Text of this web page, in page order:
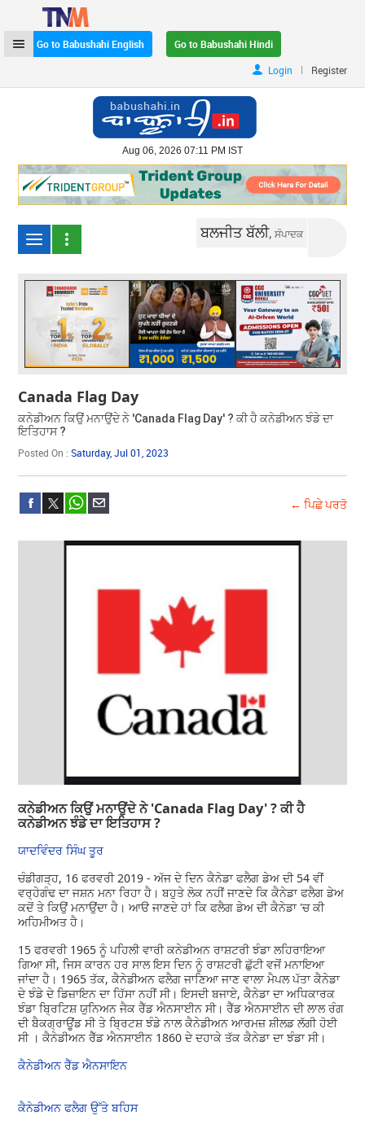
Go to Babushahi English
Go to Babushahi Hindi
Login
| Register
Aug 06, 2026 07:11 PM IST
ਬਲਜੀਤ ਬੱਲੀ,ਸੰਪਾਦਕ
Canada Flag Day
ਕਨੇਡੀਅਨ ਕਿਉਂ ਮਨਾਉਂਦੇ ਨੇ 'Canada Flag Day' ? ਕੀ ਹੈ ਕਨੇਡੀਅਨ ਝੰਡੇ ਦਾ
ਇਤਿਹਾਸ ?
Posted On :Saturday, Jul 01, 2023
← ਪਿਛੇ ਪਰਤੋ
ਕਨੇਡੀਅਨ ਕਿਉਂ ਮਨਾਉਂਦੇ ਨੇ 'Canada Flag Day' ? ਕੀ ਹੈ
ਕਨੇਡੀਅਨ ਝੰਡੇ ਦਾ ਇਤਿਹਾਸ ?
ਯਾਦਵਿੰਦਰ ਸਿੰਘ ਤੂਰ
ਚੰਡੀਗੜ੍ਹ, 16 ਫਰਵਰੀ 2019 - ਅੱਜ ਦੇ ਦਿਨ ਕੈਨੇਡਾ ਫਲੈਗ ਡੇਅ ਦੀ 54 ਵੀਂ
ਵਰ੍ਹੇਗੰਢ ਦਾ ਜਸ਼ਨ ਮਨਾ ਰਿਹਾ ਹੈ। ਬਹੁਤੇ ਲੋਕ ਨਹੀਂ ਜਾਣਦੇ ਕਿ ਕੈਨੇਡਾ ਫਲੈਗ ਡੇਅ
ਕਦੋਂ ਤੇ ਕਿਉਂ ਮਨਾਉਂਦਾ ਹੈ। ਆੳ ਜਾਣਦੇ ਹਾਂ ਕਿ ਫਲੈਗ ਡੇਅ ਦੀ ਕੈਨੇਡਾ 'ਚ ਕੀ
ਅਹਿਮੀਅਤ ਹੈ।
15 ਫਰਵਰੀ 1965 ਨੂੰ ਪਹਿਲੀ ਵਾਰੀ ਕਨੇਡੀਅਨ ਰਾਸ਼ਟਰੀ ਝੰਡਾ ਲਹਿਰਾਇਆ
ਗਿਆ ਸੀ, ਜਿਸ ਕਾਰਨ ਹਰ ਸਾਲ ਇਸ ਦਿਨ ਨੂੰ ਰਾਸ਼ਟਰੀ ਛੁੱਟੀ ਵਜੋਂ ਮਨਾਇਆ
ਜਾਂਦਾ ਹੈ। 1965 ਤੱਕ, ਕੈਨੇਡੀਅਨ ਫਲੈਗ ਜਾਣਿਆ ਜਾਣ ਵਾਲਾ ਮੈਪਲ ਪੱਤਾ ਕੈਨੇਡਾ
ਦੇ ਝੰਡੇ ਦੇ ਡਿਜ਼ਾਇਨ ਦਾ ਹਿੱਸਾ ਨਹੀਂ ਸੀ। ਇਸਦੀ ਬਜਾਏ, ਕੈਨੇਡਾ ਦਾ ਅਧਿਕਾਰਕ
ਝੰਡਾ ਬ੍ਰਿਟਿਸ਼ ਯੁਨਿਅਨ ਜੈਕ ਰੈੱਡ ਐਨਸਾਈਨ ਸੀ। ਰੈੱਡ ਐਨਸਾਈਨ ਦੀ ਲਾਲ ਰੰਗ
ਦੀ ਬੈਕਗ੍ਰਾਊਂਡ ਸੀ ਤੇ ਬ੍ਰਿਟਸ਼ ਝੰਡੇ ਨਾਲ ਕੈਨੇਡੀਅਨ ਆਰਮਜ਼ ਸ਼ੀਲਡ ਲੱਗੀ ਹੋਈ
ਸੀ । ਕੈਨੇਡੀਅਨ ਰੈੱਡ ਐਨਸਾਈਨ 1860 ਦੇ ਦਹਾਕੇ ਤੱਕ ਕੈਨੇਡਾ ਦਾ ਝੰਡਾ ਸੀ।
ਕੈਨੇਡੀਅਨ ਰੈੱਡ ਐਨਸਾਇਨ
ਕੈਨੇਡੀਅਨ ਫਲੈਗ ਉੱਤੇ ਬਹਿਸ